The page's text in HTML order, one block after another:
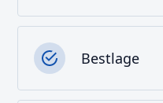
Bestlage